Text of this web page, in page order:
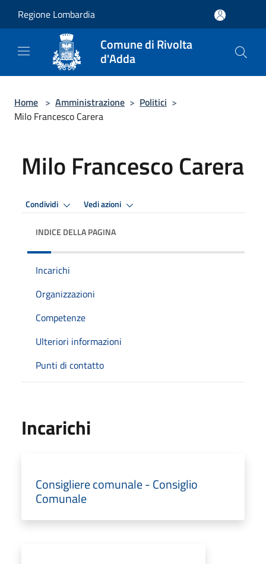
Regione Lombardia
Comune di Rivolta
d'Adda
Home > Amministrazione > Politici >
Milo Francesco Carera
Milo Francesco Carera
Condividi Vedi azioni
INDICE DELLA PAGINA
Incarichi
Organizzazioni
Competenze
Ulteriori informazioni
Punti di contatto
Incarichi
Consigliere comunale - Consiglio
Comunale